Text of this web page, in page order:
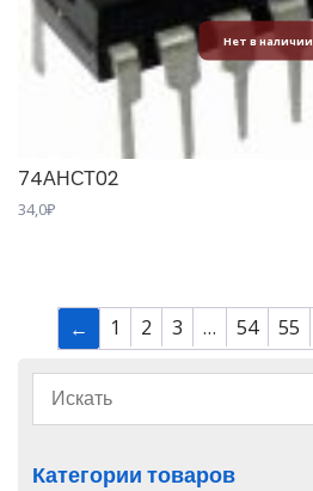
Нет в наличии
74АНСТ02
34,0₽
← 1 2 3 … 54 55
Категории товаров